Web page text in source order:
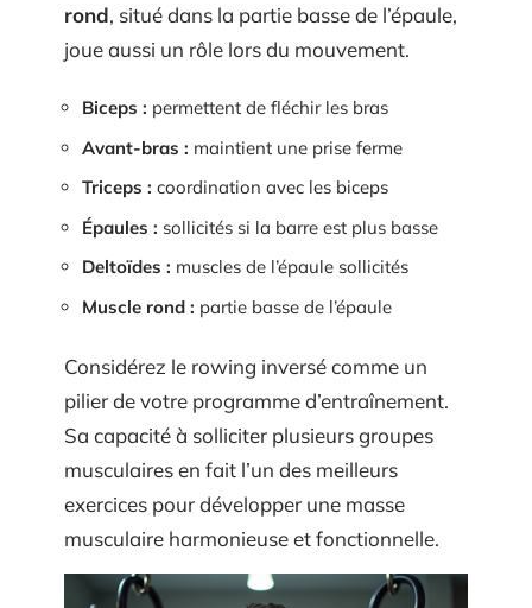
rond, situé dans la partie basse de l’épaule,
joue aussi un rôle lors du mouvement.
Biceps : permettent de fléchir les bras
Avant-bras : maintient une prise ferme
Triceps : coordination avec les biceps
Épaules : sollicités si la barre est plus basse
Deltoïdes : muscles de l’épaule sollicités
Muscle rond : partie basse de l’épaule
Considérez le rowing inversé comme un
pilier de votre programme d’entraînement.
Sa capacité à solliciter plusieurs groupes
musculaires en fait l’un des meilleurs
exercices pour développer une masse
musculaire harmonieuse et fonctionnelle.